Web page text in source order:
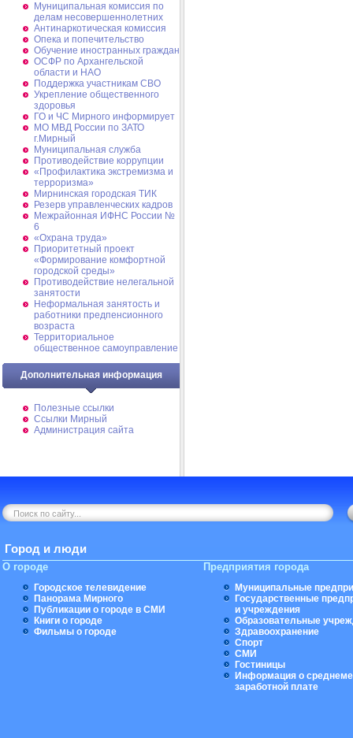
Муниципальная комиссия по
делам несовершеннолетних
Антинаркотическая комиссия
Опека и попечительство
Обучение иностранных граждан
ОСФР по Архангельской
области и НАО
Поддержка участникам СВО
Укрепление общественного
здоровья
ГО и ЧС Мирного информирует
МО МВД России по ЗАТО
г.Мирный
Муниципальная cлужба
Противодействие коррупции
«Профилактика экстремизма и
терроризма»
Мирнинская городская ТИК
Резерв управленческих кадров
Межрайонная ИФНС России №
6
«Охрана труда»
Приоритетный проект
«Формирование комфортной
городской среды»
Противодействие нелегальной
занятости
Неформальная занятость и
работники предпенсионного
возраста
Территориальное
общественное самоуправление
Дополнительная информация
Полезные ссылки
Ссылки Мирный
Администрация сайта
Город и люди
О городе
Городское телевидение
Панорама Мирного
Публикации о городе в СМИ
Книги о городе
Фильмы о городе
Предприятия города
Муниципальные
Государственные
и учреждения
Образовательные
Здравоохранение
Спорт
СМИ
Гостиницы
Информация о
заработной плате